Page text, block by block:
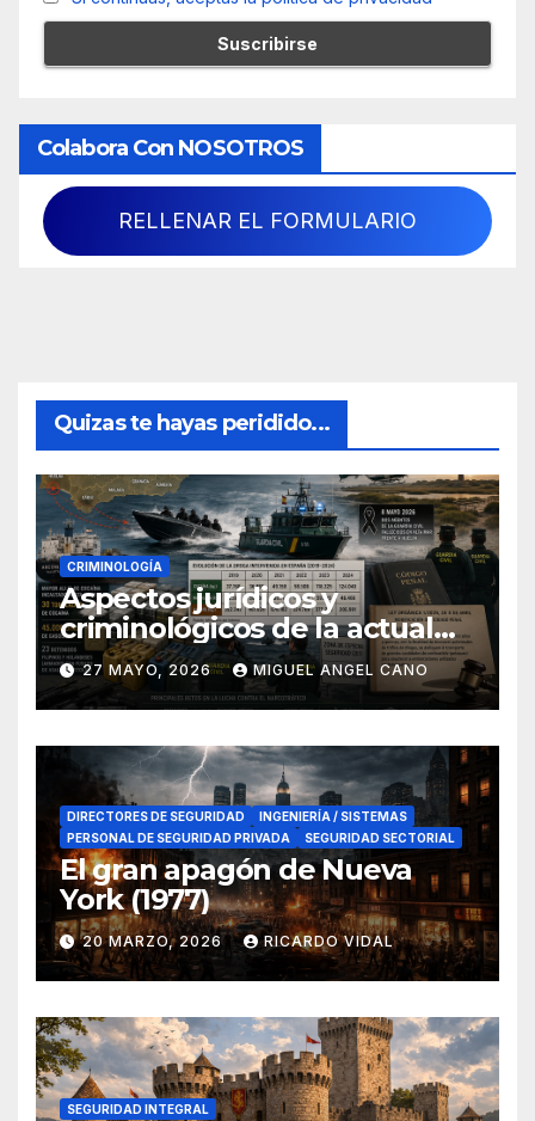
Colabora Con NOSOTROS
RELLENAR EL FORMULARIO
Quizas te hayas peridido...
CRIMINOLOGÍA
Aspectos jurídicos y
criminológicos de la actual
lucha contra el narcotráfico
en el sur de España
27 MAYO, 2026 MIGUEL ANGEL CANO
DIRECTORES DE SEGURIDAD
INGENIERÍA / SISTEMAS
PERSONAL DE SEGURIDAD PRIVADA
SEGURIDAD SECTORIAL
El gran apagón de Nueva
York (1977)
20 MARZO, 2026 RICARDO VIDAL
SEGURIDAD INTEGRAL